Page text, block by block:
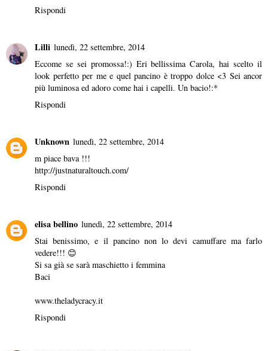
Rispondi
Lilli lunedì, 22 settembre, 2014
Eccome se sei promossa!:) Eri bellissima Carola, hai scelto il
look perfetto per me e quel pancino è troppo dolce <3 Sei ancor
più luminosa ed adoro come hai i capelli. Un bacio!:*
Rispondi
Unknown lunedì, 22 settembre, 2014
m piace bava !!!
http://justnaturaltouch.com/
Rispondi
elisa bellino lunedì, 22 settembre, 2014
Stai benissimo, e il pancino non lo devi camuffare ma farlo
vedere!!! 😊
Si sa già se sarà maschietto i femmina
Baci
www.theladycracy.it
Rispondi